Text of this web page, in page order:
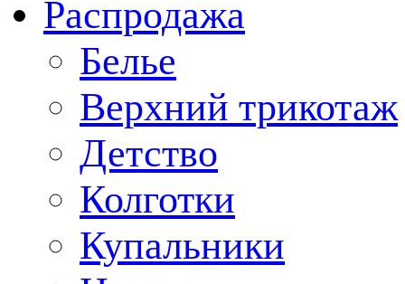
Распродажа
Белье
Верхний трикотаж
Детство
Колготки
Купальники